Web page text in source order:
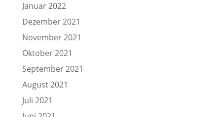
Januar 2022
Dezember 2021
November 2021
Oktober 2021
September 2021
August 2021
Juli 2021